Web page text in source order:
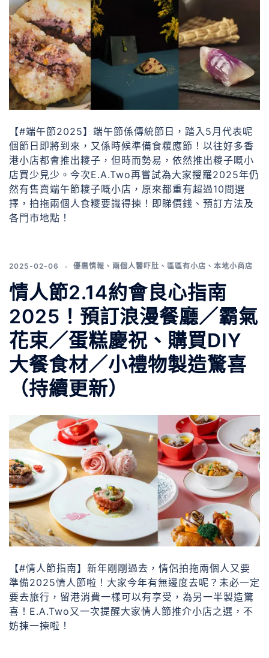
【#端午節2025】端午節係傳統節日，踏入5月代表呢
個節日即將到來，又係時候準備食糭應節！以往好多香
港小店都會推出糭子，但時而勢易，依然推出糭子嘅小
店買少見少。今次E.A.Two再嘗試為大家搜羅2025年仍
然有售賣端午節糭子嘅小店，原來都重有超過10間選
擇，拍拖兩個人食糭要識得揀！即睇價錢、預訂方法及
各門市地點！
2025-02-06 優惠情報 、 兩個人醫吓肚 、 區區有小店 、 本地小商店
情人節2.14約會良心指南
2025！預訂浪漫餐廳／霸氣
花束／蛋糕慶祝、購買DIY
大餐食材／小禮物製造驚喜
（持續更新）
【#情人節指南】新年剛剛過去，情侶拍拖兩個人又要
準備2025情人節啦！大家今年有無邊度去呢？未必一定
要去旅行，留港消費一樣可以有享受，為另一半製造驚
喜！E.A.Two又一次提醒大家情人節推介小店之選，不
妨揀一揀啦！